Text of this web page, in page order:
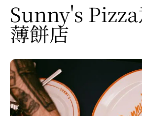
Sunny's
薄餅店